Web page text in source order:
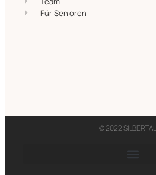
Für Senioren
© 2022